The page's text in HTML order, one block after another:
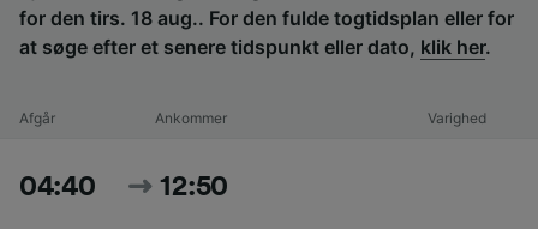
for den tirs. 18 aug.. For den fulde togtidsplan eller for
at søge efter et senere tidspunkt eller dato, klik her.
Afgår Ankommer Varighed
04:40 12:50